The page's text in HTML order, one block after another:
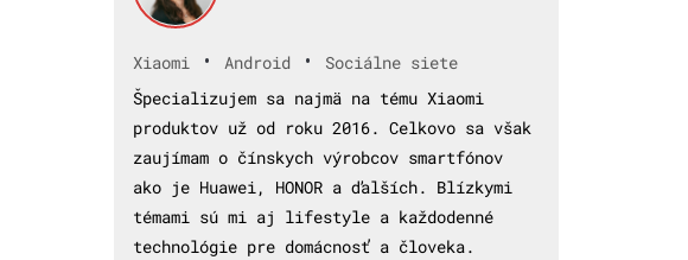
Xiaomi • Android •
Sociálne siete
Špecializujem sa najmä na tému Xiaomi
produktov už od roku 2016. Celkovo sa však
zaujímam o čínskych výrobcov smartfónov
ako je Huawei, HONOR a ďalších. Blízkymi
témami sú mi aj lifestyle a každodenné
technológie pre domácnosť a človeka.